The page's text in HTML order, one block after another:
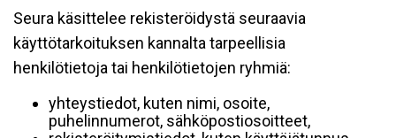
Seura käsittelee rekisteröidystä seuraavia
käyttötarkoituksen kannalta tarpeellisia
henkilötietoja tai henkilötietojen ryhmiä:
yhteystiedot, kuten nimi, osoite,
puhelinnumerot, sähköpostiosoitteet,